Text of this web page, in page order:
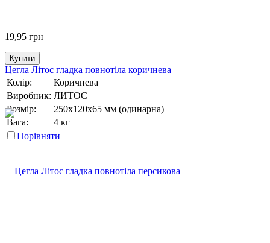
19,95 грн
Купити
Цегла Літос гладка повнотіла коричнева
Колір:
Коричнева
Виробник: ЛИТОС
Розмір:
250х120х65 мм (одинарна)
Вага:
4 кг
Порівняти